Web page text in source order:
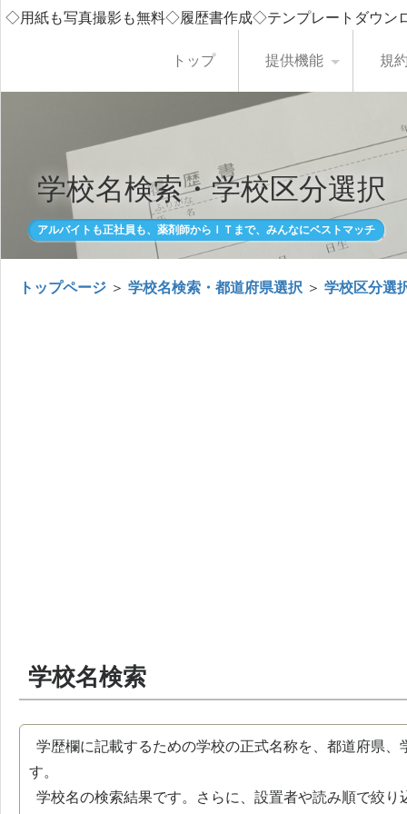
◇用紙も写真撮影も無料◇履歴書作成◇テンプレートダウ
トップ 提供機能 規
学校名検索・学校区分選択
アルバイトも正社員も、薬剤師からＩＴまで、みんなにベストマッチ
トップページ ＞ 学校名検索・都道府県選択 ＞ 学校区分選
学校名検索
学歴欄に記載するための学校の正式名称を、都道府県
す。
学校名の検索結果です。さらに、設置者や読み順で絞り